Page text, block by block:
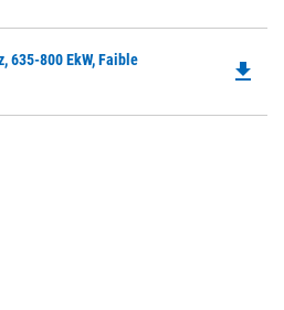
635-800 EkW, Faible
file_download